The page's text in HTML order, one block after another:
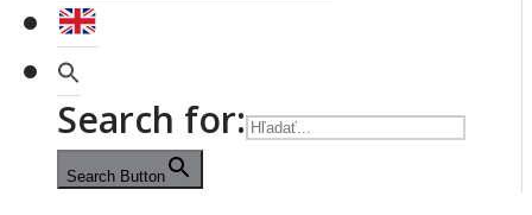
Search for:
Search Button